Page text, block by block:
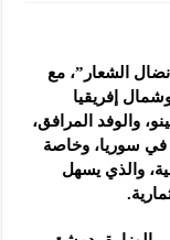
الشعار”، مع
إفريقيا
والوفد المرافق،
في سوريا، وخاصة
والذي يسهل